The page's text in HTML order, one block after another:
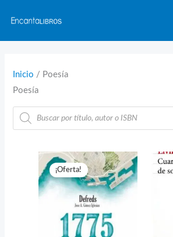
contenido
Inicio / Poesía
Poesía
Búsqueda
de
productos
¡Oferta!